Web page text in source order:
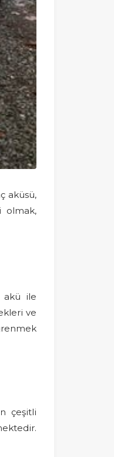
aküsü,
olmak,
akü ile
ve
çeşitli